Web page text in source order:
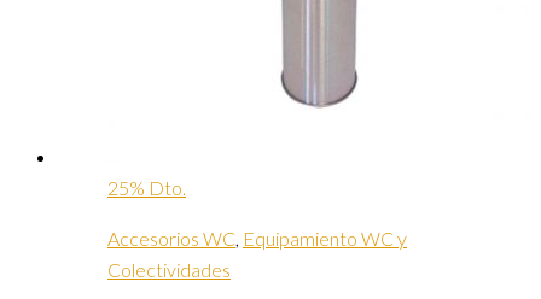
25% Dto.
Accesorios WC, Equipamiento WC y
Colectividades